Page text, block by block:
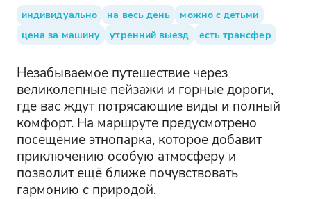
индивидуально на весь день
можно с детьми
цена за машину
утренний выезд есть трансфер
Незабываемое путешествие через
великолепные пейзажи и горные дороги,
где вас ждут потрясающие виды и полный
комфорт. На маршруте предусмотрено
посещение этнопарка, которое добавит
приключению особую атмосферу и
позволит ещё ближе почувствовать
гармонию с природой.